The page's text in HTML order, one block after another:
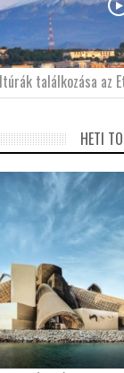
találkozása az
HETI